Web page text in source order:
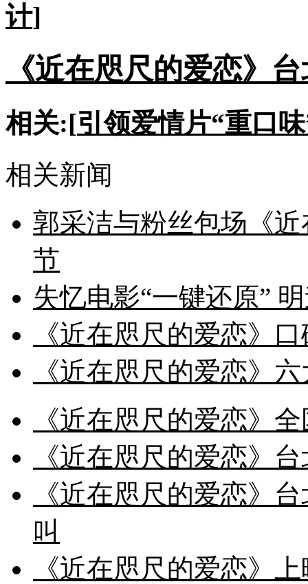
计]
《近在咫尺的爱恋》
相关:[引领爱情片“重口
相关新闻
郭采洁与粉丝包场《
节
失忆电影“一键还原”
《近在咫尺的爱恋》
《近在咫尺的爱恋》
《近在咫尺的爱恋》
《近在咫尺的爱恋》
《近在咫尺的爱恋》
叫
《近在咫尺的爱恋》